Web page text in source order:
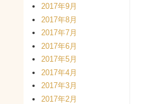
2017年9月
2017年8月
2017年7月
2017年6月
2017年5月
2017年4月
2017年3月
2017年2月